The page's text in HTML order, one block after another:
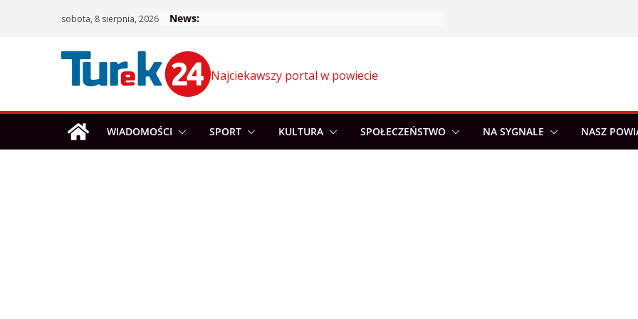
sobota, 8 sierpnia, 2026 News:
Najciekawszy portal w powiecie
WIADOMOŚCI SPORT KULTURA SPOŁECZEŃSTWO NA SYGNALE NASZ